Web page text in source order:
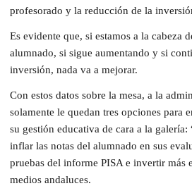
profesorado y la reducción de la
Es evidente que, si estamos a la cabeza
alumnado, si sigue aumentando y si
inversión, nada va a mejorar.
Con estos datos sobre la mesa, a la
solamente le quedan tres opciones para
su gestión educativa de cara a la
inflar las notas del alumnado en sus
pruebas del informe PISA e invertir más
medios andaluces.